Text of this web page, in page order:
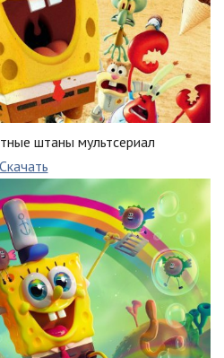
штаны мультсериал
Скачать